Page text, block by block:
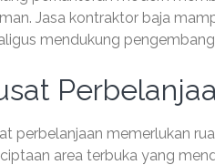
Jasa kontraktor baja
mendukung
perbelanjaan memerlukan
area terbuka yang